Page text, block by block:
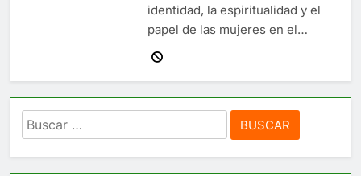
identidad, la espiritualidad y el
papel de las mujeres en el…
Buscar: